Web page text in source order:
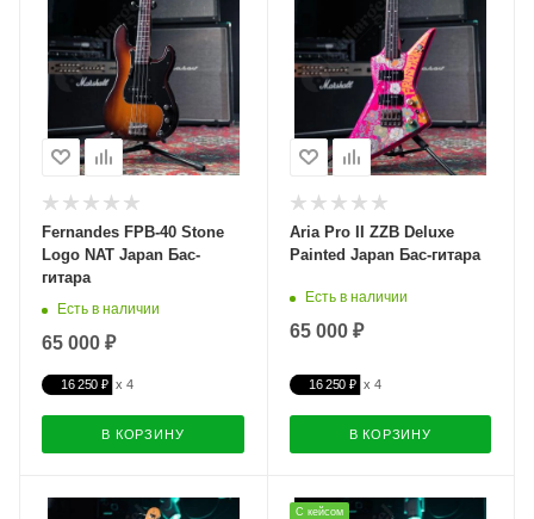
Fernandes FPB-40 Stone
Logo NAT Japan Бас-
гитара
Есть в наличии
65 000 ₽
16 250 ₽
В КОРЗИНУ
Aria Pro II ZZB Deluxe
Painted Japan Бас-гитара
Есть в наличии
65 000 ₽
16 250 ₽
В КОРЗИНУ
С кейсом